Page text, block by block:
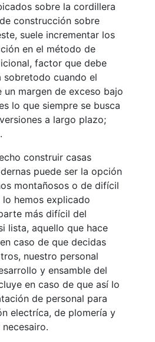
sobre la cordillera
construcción sobre
suele incrementar los
en el método de
factor que debe
sobretodo cuando el
un margen de exceso bajo
lo que siempre se busca
a largo plazo;
construir casas
puede ser la opción
montañosos o de difícil
hemos explicado
más difícil del
lista, aquello que hace
caso de que decidas
nuestro personal
y ensamble del
en caso de que así lo
de personal para
electríca, de plomería y